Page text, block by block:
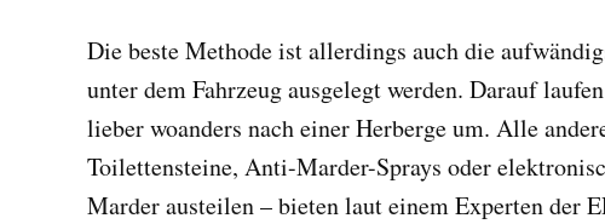
Die beste Methode ist allerdings auch die
unter dem Fahrzeug ausgelegt werden. Darauf
lieber woanders nach einer Herberge um. Alle
Toilettensteine, Anti-Marder-Sprays oder
Marder austeilen – bieten laut einem Experten der